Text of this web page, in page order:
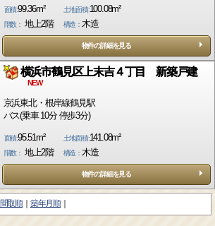
面積:99.36m² 土地面積:100.08m²
階数： 地上2階 構造： 木造
物件の詳細を見る
横浜市鶴見区上末吉４丁目 新築戸建
NEW
京浜東北・根岸線鶴見駅
バス(乗車 10分 停歩3分)
面積:95.51m² 土地面積:141.08m²
階数： 地上2階 構造： 木造
物件の詳細を見る
間取順 築年月順